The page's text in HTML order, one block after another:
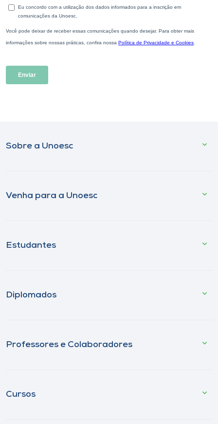
Sobre a Unoesc
Venha para a Unoesc
Estudantes
Diplomados
Professores e Colaboradores
Cursos